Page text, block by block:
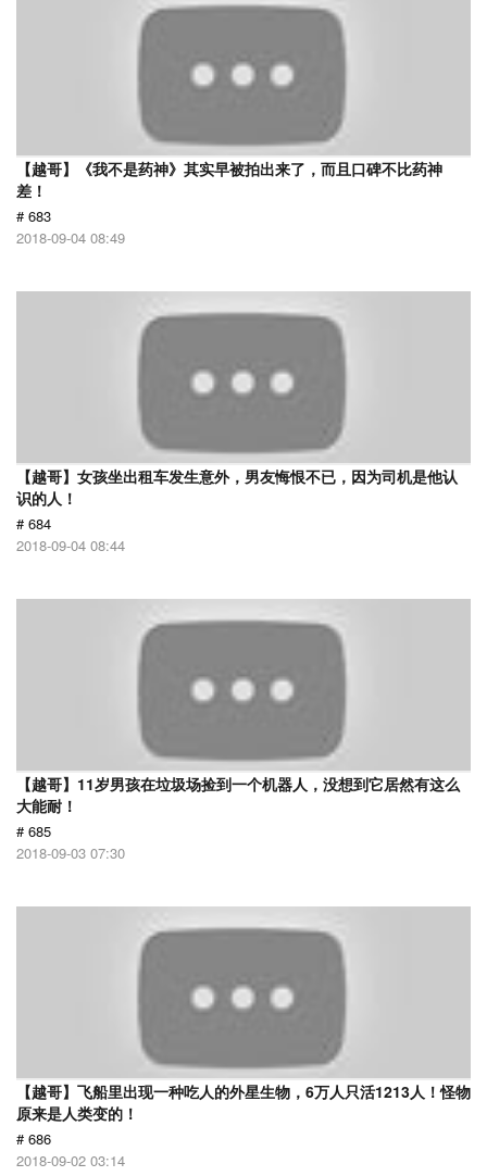
【越哥】《我不是药神》其实早被拍出来了，而且口碑不比药神
差！
# 683
2018-09-04 08:49
【越哥】女孩坐出租车发生意外，男友悔恨不已，因为司机是他认
识的人！
# 684
2018-09-04 08:44
【越哥】11岁男孩在垃圾场捡到一个机器人，没想到它居然有这么
大能耐！
# 685
2018-09-03 07:30
【越哥】飞船里出现一种吃人的外星生物，6万人只活1213人！怪物
原来是人类变的！
# 686
2018-09-02 03:14